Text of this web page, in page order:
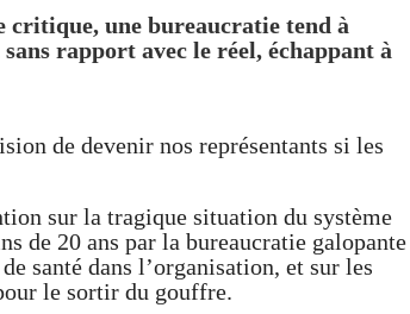
critique, une bureaucratie tend à
rapport avec le réel, échappant à
de devenir nos représentants si les
sur la tragique situation du système
de 20 ans par la bureaucratie galopante
santé dans l’organisation, et sur les
le sortir du gouffre.